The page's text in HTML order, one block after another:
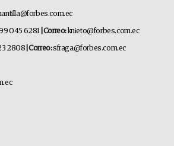
045 6281 | Correo: knieto@forbes.com.ec
2808 | Correo:sfraga@forbes.com.ec